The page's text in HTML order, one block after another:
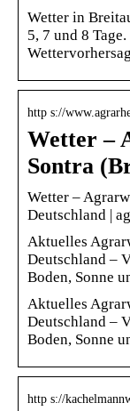
Wetter in
5, 7 und 8
http s://
Wetter –
Sontra
Wetter –
Deutschland |
Aktuelles
Deutschland –
Boden, Sonne
Aktuelles
Deutschland –
Boden, Sonne
http s://